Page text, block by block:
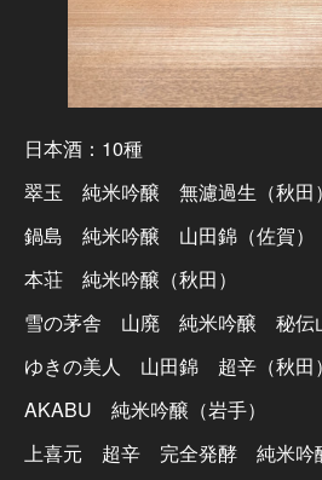
日本酒：10種
翠玉 純米吟醸 無濾過生（秋田）
鍋島 純米吟醸 山田錦（佐賀）
本荘 純米吟醸（秋田）
雪の茅舎 山廃 純米吟醸 秘伝山
ゆきの美人 山田錦 超辛（秋田）
AKABU 純米吟醸（岩手）
上喜元 超辛 完全発酵 純米吟